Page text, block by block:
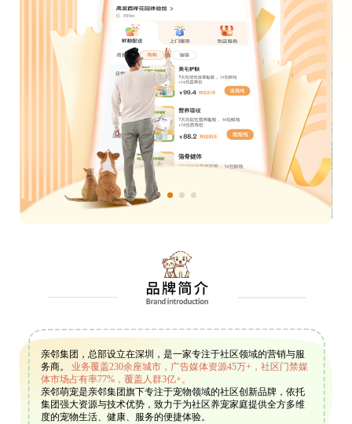
亲邻集团，总部设立在深圳，是一家专注于社区领域的营销与服
务商。 业务覆盖230余座城市，广告媒体资源45万+，社区门禁媒
体市场占有率77%，覆盖人群3亿+。
亲邻萌宠是亲邻集团旗下专注于宠物领域的社区创新品牌，依托
集团强大资源与技术优势，致力于为社区养宠家庭提供全方多维
度的宠物生活、健康、服务的便捷体验。